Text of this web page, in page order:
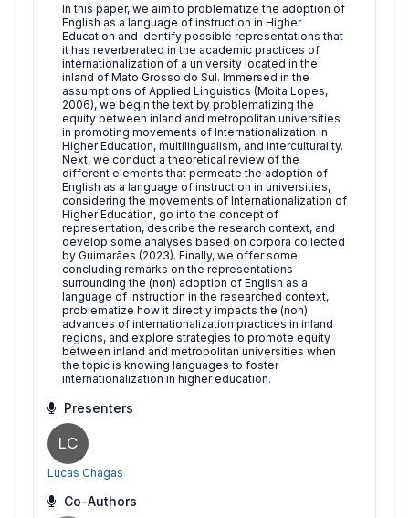
In this paper, we aim to problematize the adoption of
English as a language of instruction in Higher
Education and identify possible representations that
it has reverberated in the academic practices of
internationalization of a university located in the
inland of Mato Grosso do Sul. Immersed in the
assumptions of Applied Linguistics (Moita Lopes,
2006), we begin the text by problematizing the
equity between inland and metropolitan universities
in promoting movements of Internationalization in
Higher Education, multilingualism, and interculturality.
Next, we conduct a theoretical review of the
different elements that permeate the adoption of
English as a language of instruction in universities,
considering the movements of Internationalization of
Higher Education, go into the concept of
representation, describe the research context, and
develop some analyses based on corpora collected
by Guimarães (2023). Finally, we offer some
concluding remarks on the representations
surrounding the (non) adoption of English as a
language of instruction in the researched context,
problematize how it directly impacts the (non)
advances of internationalization practices in inland
regions, and explore strategies to promote equity
between inland and metropolitan universities when
the topic is knowing languages to foster
internationalization in higher education.
Presenters
LC
Lucas Chagas
Co-Authors